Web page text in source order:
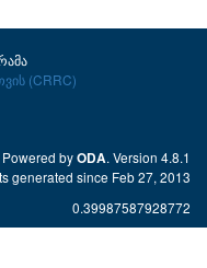
(CRRC)
Powered byODA. Version 4.8.1
generated since Feb 27, 2013
0.39987587928772